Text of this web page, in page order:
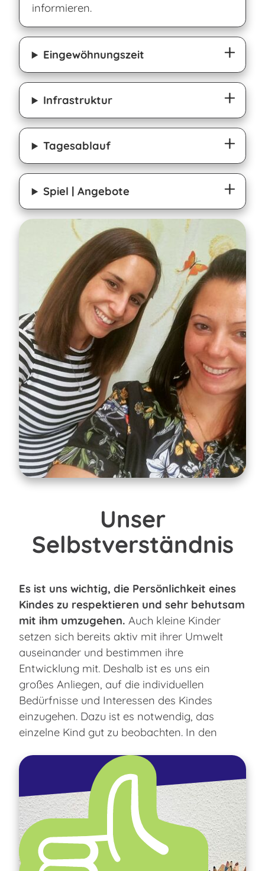
informieren.
Eingewöhnungszeit
Infrastruktur
Tagesablauf
Spiel | Angebote
Unser
Selbstverständnis
Es ist uns wichtig, die Persönlichkeit eines
Kindes zu respektieren und sehr behutsam
mit ihm umzugehen. Auch kleine Kinder
setzen sich bereits aktiv mit ihrer Umwelt
auseinander und bestimmen ihre
Entwicklung mit. Deshalb ist es uns ein
großes Anliegen, auf die individuellen
Bedürfnisse und Interessen des Kindes
einzugehen. Dazu ist es notwendig, das
einzelne Kind gut zu beobachten. In den
sehr schnell vor sich.
Es gibt dabei individuell unterschiedlich
stattfindende Entwicklungsschritte - wie
beispielsweise das Laufen lernen, das
selbstständige Trinken aus dem Becher oder
das Sauberwerden - die wir mit unserem